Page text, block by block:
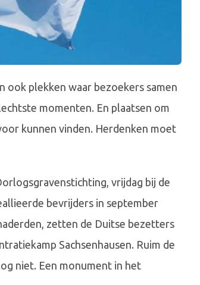
ook plekken waar bezoekers samen
momenten. En plaatsen om
kunnen vinden. Herdenken moet
vrijdag bij de
bevrijders in september
zetten de Duitse bezetters
Sachsenhausen. Ruim de
niet. Een monument in het